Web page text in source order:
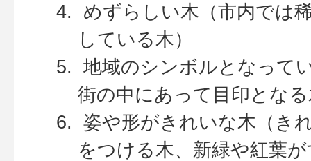
めずらしい木（市内では
している木）
地域のシンボルとなって
街の中にあって目印とな
姿や形がきれいな木（き
をつける木、新緑や紅葉